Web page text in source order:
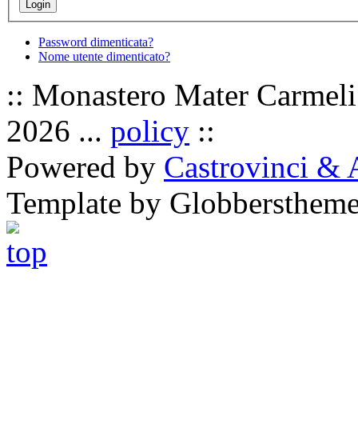
Password dimenticata?
Nome utente dimenticato?
:: Monastero Mater
2026 ... policy ::
Powered by Castrovinci &
Template by